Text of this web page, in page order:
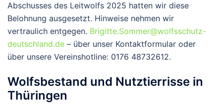
Abschusses des Leitwolfs 2025 hatten wir diese
Belohnung ausgesetzt. Hinweise nehmen wir
vertraulich entgegen. Brigitte.Sommer@wolfsschutz-
deutschland.de – über unser Kontaktformular oder
über unsere Vereinshotline: 0176 48732612.
Wolfsbestand und Nutztierrisse in
Thüringen